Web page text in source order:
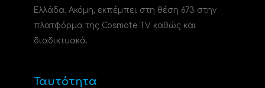
Ελλάδα. Ακόμη, εκπέμπει στη θέση 673 στην
πλατφόρμα της Cosmote TV καθώς και
διαδικτυακά.
Ταυτότητα